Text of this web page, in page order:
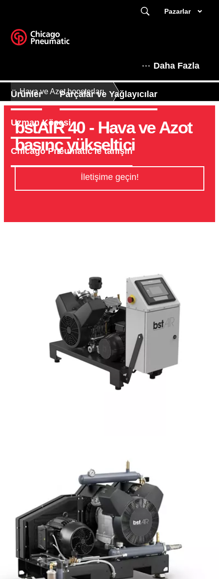
Pazarlar
Daha Fazla
Ürünler Parçalar ve Yağlayıcılar
Uzman Köşesi
Chicago Pneumatic'le tanışın
Hava ve Azot boosterları
bstAIR 40 - Hava ve Azot
basınç yükseltici
İletişime geçin!